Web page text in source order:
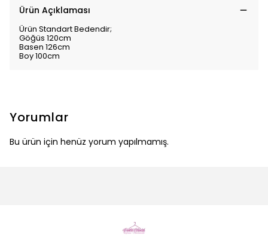
Ürün Açıklaması
Ürün Standart Bedendir;
Göğüs 120cm
Basen 126cm
Boy 100cm
Yorumlar
Bu ürün için henüz yorum yapılmamış.